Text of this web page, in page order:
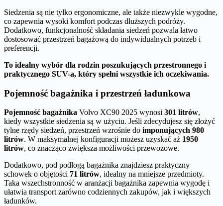
Siedzenia są nie tylko ergonomiczne, ale także niezwykle wygodne,
co zapewnia wysoki komfort podczas dłuższych podróży.
Dodatkowo, funkcjonalność składania siedzeń pozwala łatwo
dostosować przestrzeń bagażową do indywidualnych potrzeb i
preferencji.
To idealny wybór dla rodzin poszukujących przestronnego i
praktycznego SUV-a, który spełni wszystkie ich oczekiwania.
Pojemność bagażnika i przestrzeń ładunkowa
Pojemność bagażnika Volvo XC90 2025 wynosi 301 litrów,
kiedy wszystkie siedzenia są w użyciu. Jeśli zdecydujesz się złożyć
tylne rzędy siedzeń, przestrzeń wzrośnie do imponujących 980
litrów. W maksymalnej konfiguracji możesz uzyskać aż 1950
litrów, co znacząco zwiększa możliwości przewozowe.
Dodatkowo, pod podłogą bagażnika znajdziesz praktyczny
schowek o objętości 71 litrów, idealny na mniejsze przedmioty.
Taka wszechstronność w aranżacji bagażnika zapewnia wygodę i
ułatwia transport zarówno codziennych zakupów, jak i większych
ładunków.